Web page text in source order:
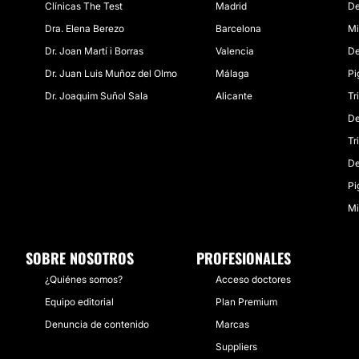
Clínicas The Test
Dra. Elena Berezo
Dr. Joan Martí i Borras
Dr. Juan Luis Muñoz del Olmo
Dr. Joaquim Suñol Sala
Madrid
Barcelona
Valencia
Málaga
Alicante
SOBRE NOSOTROS
¿Quiénes somos?
Equipo editorial
Denuncia de contenido
PROFESIONALES
Acceso doctores
Plan Premium
Marcas
Suppliers